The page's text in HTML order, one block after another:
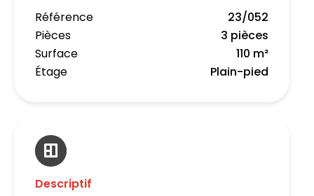
Référence
23/052
Pièces
3 pièces
Surface
110 m²
Étage
Plain-pied
Descriptif